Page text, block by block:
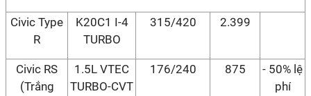
Civic Type
R
K20C1 I-4
TURBO
315/420 2.399
Civic RS
(Trắng
1.5L VTEC
TURBO-CVT
176/240 875
- 50% lệ
phí